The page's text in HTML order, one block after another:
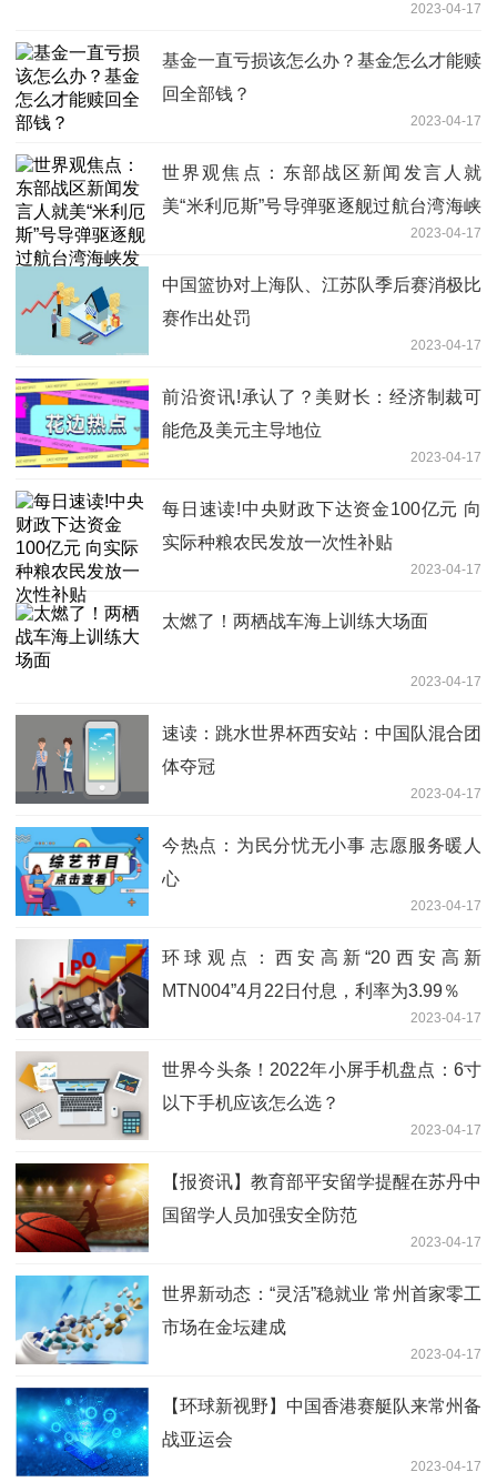
2023-04-17
基金一直亏损该怎么办？基金怎么才能赎
回全部钱？
2023-04-17
世界观焦点：东部战区新闻发言人就
美“米利厄斯”号导弹驱逐舰过航台湾海峡
2023-04-17
中国篮协对上海队、江苏队季后赛消极比
赛作出处罚
2023-04-17
前沿资讯!承认了？美财长：经济制裁可
能危及美元主导地位
2023-04-17
每日速读!中央财政下达资金100亿元 向
实际种粮农民发放一次性补贴
2023-04-17
太燃了！两栖战车海上训练大场面
2023-04-17
速读：跳水世界杯西安站：中国队混合团
体夺冠
2023-04-17
今热点：为民分忧无小事 志愿服务暖人
心
2023-04-17
环球观点：西安高新“20西安高新
MTN004”4月22日付息，利率为3.99％
2023-04-17
世界今头条！2022年小屏手机盘点：6寸
以下手机应该怎么选？
2023-04-17
【报资讯】教育部平安留学提醒在苏丹中
国留学人员加强安全防范
2023-04-17
世界新动态：“灵活”稳就业 常州首家零工
市场在金坛建成
2023-04-17
【环球新视野】中国香港赛艇队来常州备
战亚运会
2023-04-17